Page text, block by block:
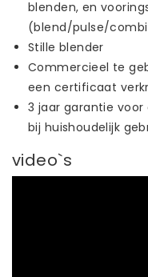
blenden, en
(blend/pulse/
Stille blender
Commercieel te
een certificaat
3 jaar garantie voor
bij huishoudelijk
video`s